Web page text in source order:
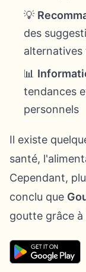
💡
des
alternatives
📊
tendances
personnels
Il existe
santé,
Cependant,
conclu que
goutte grâce à